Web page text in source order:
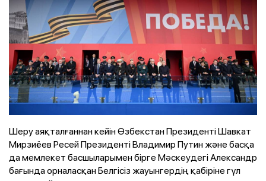
Шеру аяқталғаннан кейін Өзбекстан Президенті Шавкат
Мирзиёев Ресей Президенті Владимир Путин және басқа
да мемлекет басшыларымен бірге Мәскеудегі Александр
бағында орналасқан Белгісіз жауынгердің қабіріне гүл